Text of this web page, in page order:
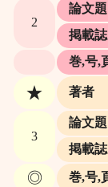
2
論文題
掲載誌
巻,号,
★ 著者
3
論文題
掲載誌
◎ 巻,号,